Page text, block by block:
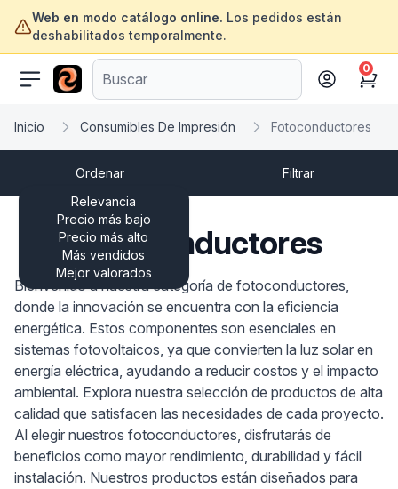
Web en modo catálogo online. Los pedidos están
deshabilitados temporalmente.
ofertasinformatica.com
Cart
0
Inicio Consumibles De Impresión Fotoconductores
Ordenar
Relevancia
Precio más bajo
Precio más alto
Más vendidos
Mejor valorados
Filtrar
Fotoconductores
Bienvenido a nuestra categoría de fotoconductores,
donde la innovación se encuentra con la eficiencia
energética. Estos componentes son esenciales en
sistemas fotovoltaicos, ya que convierten la luz solar en
energía eléctrica, ayudando a reducir costos y el impacto
ambiental. Explora nuestra selección de productos de alta
calidad que satisfacen las necesidades de cada proyecto.
Al elegir nuestros fotoconductores, disfrutarás de
beneficios como mayor rendimiento, durabilidad y fácil
instalación. Nuestros productos están diseñados para